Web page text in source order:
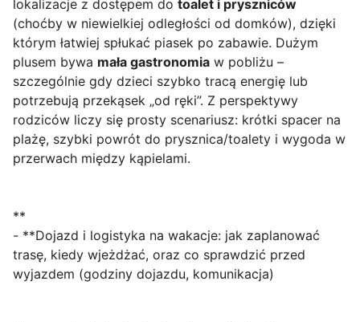
lokalizacje z dostępem do toalet i pryszniców
(choćby w niewielkiej odległości od domków), dzięki
którym łatwiej spłukać piasek po zabawie. Dużym
plusem bywa mała gastronomia w pobliżu –
szczególnie gdy dzieci szybko tracą energię lub
potrzebują przekąsek „od ręki”. Z perspektywy
rodziców liczy się prosty scenariusz: krótki spacer na
plażę, szybki powrót do prysznica/toalety i wygoda w
przerwach między kąpielami.
**
- **Dojazd i logistyka na wakacje: jak zaplanować
trasę, kiedy wjeżdżać, oraz co sprawdzić przed
wyjazdem (godziny dojazdu, komunikacja)